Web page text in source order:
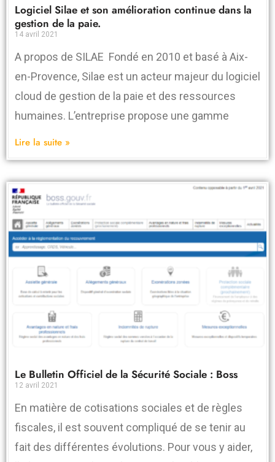
Logiciel Silae et son amélioration continue dans la
gestion de la paie.
14 avril 2021
A propos de SILAE Fondé en 2010 et basé à Aix-
en-Provence, Silae est un acteur majeur du logiciel
cloud de gestion de la paie et des ressources
humaines. L’entreprise propose une gamme
Lire la suite »
Le Bulletin Officiel de la Sécurité Sociale : Boss
12 avril 2021
En matière de cotisations sociales et de règles
fiscales, il est souvent compliqué de se tenir au
fait des différentes évolutions. Pour vous y aider,